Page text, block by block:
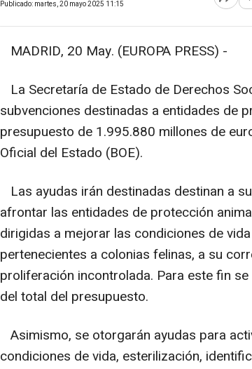
Publicado: martes, 20 mayo 2025 11:15
MADRID, 20 May. (EUROPA PRESS) -
La Secretaría de Estado de Derechos
subvenciones destinadas a entidades de
presupuesto de 1.995.880 millones de
Oficial del Estado (BOE).
Las ayudas irán destinadas destinan a
afrontar las entidades de protección
dirigidas a mejorar las condiciones de
pertenecientes a colonias felinas, a su
proliferación incontrolada. Para este fin
del total del presupuesto.
Asimismo, se otorgarán ayudas para
condiciones de vida, esterilización,